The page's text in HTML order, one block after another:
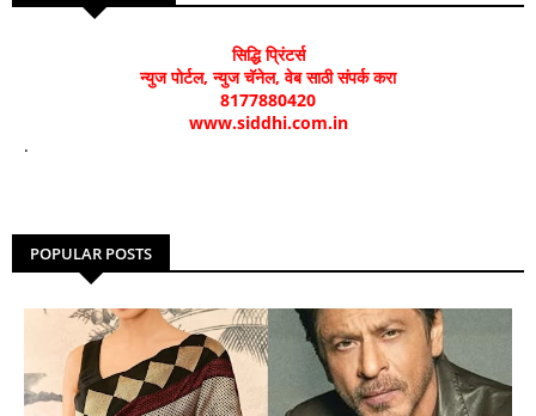
सिद्धि प्रिंटर्स
न्युज पोर्टल, न्युज चॅनेल, वेब साठी संपर्क करा
8177880420
www.siddhi.com.in
.
POPULAR POSTS